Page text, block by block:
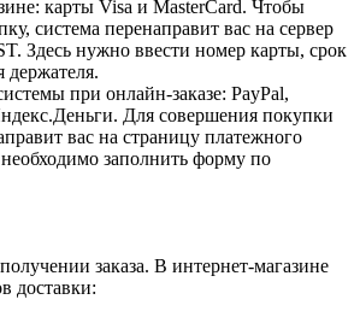
карты Visa и MasterCard. Чтобы
система перенаправит вас на сервер
Здесь нужно ввести номер карты, срок
держателя.
при онлайн-заказе: PayPal,
Для совершения покупки
вас на страницу платежного
необходимо заполнить форму по
заказа. В интернет-магазине
доставки: